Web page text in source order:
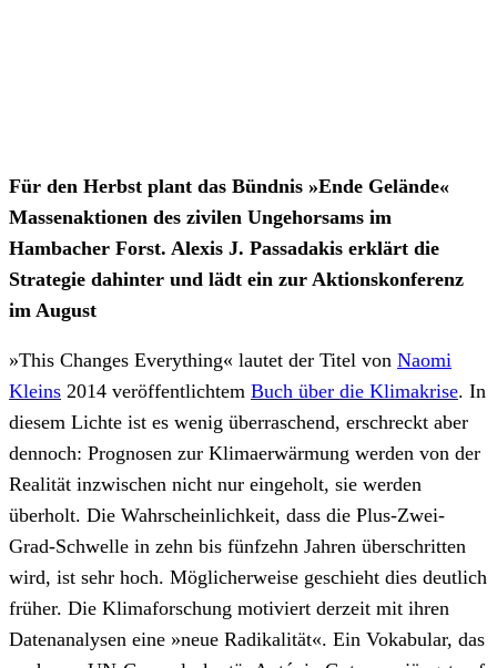
Für den Herbst plant das Bündnis »Ende Gelände«
Massenaktionen des zivilen Ungehorsams im
Hambacher Forst. Alexis J. Passadakis erklärt die
Strategie dahinter und lädt ein zur Aktionskonferenz
im August
»This Changes Everything« lautet der Titel von Naomi
Kleins 2014 veröffentlichtem Buch über die Klimakrise. In
diesem Lichte ist es wenig überraschend, erschreckt aber
dennoch: Prognosen zur Klimaerwärmung werden von der
Realität inzwischen nicht nur eingeholt, sie werden
überholt. Die Wahrscheinlichkeit, dass die Plus-Zwei-
Grad-Schwelle in zehn bis fünfzehn Jahren überschritten
wird, ist sehr hoch. Möglicherweise geschieht dies deutlich
früher. Die Klimaforschung motiviert derzeit mit ihren
Datenanalysen eine »neue Radikalität«. Ein Vokabular, das